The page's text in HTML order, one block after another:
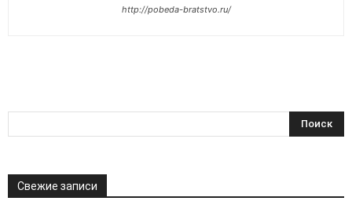
http://pobeda-bratstvo.ru/
Свежие записи